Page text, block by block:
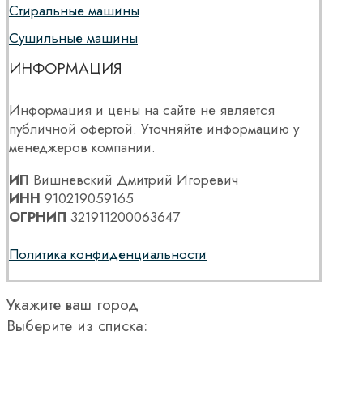
Стиральные машины
Сушильные машины
ИНФОРМАЦИЯ
Информация и цены на сайте не является
публичной офертой. Уточняйте информацию у
менеджеров компании.
ИП Вишневский Дмитрий Игоревич
ИНН 910219059165
ОГРНИП 321911200063647
Политика конфиденциальности
Укажите ваш город
Выберите из списка: